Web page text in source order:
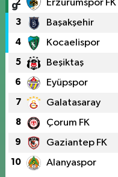
2 Erzurumspor FK
3 Başakşehir
4 Kocaelispor
5 Beşiktaş
6 Eyüpspor
7 Galatasaray
8 Çorum FK
9 Gaziantep FK
10 Alanyaspor